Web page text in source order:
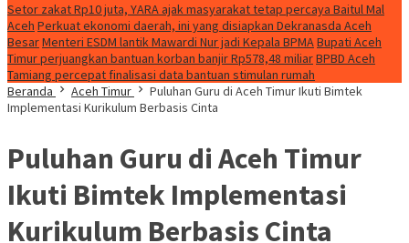
Setor zakat Rp10 juta, YARA ajak masyarakat tetap percaya Baitul Mal
Aceh Perkuat ekonomi daerah, ini yang disiapkan Dekranasda Aceh
BesarMenteri ESDM lantik Mawardi Nur jadi Kepala BPMABupati Aceh
Timur perjuangkan bantuan korban banjir Rp578,48 miliarBPBD Aceh
Tamiang percepat finalisasi data bantuan stimulan rumah
Beranda
Aceh Timur
Puluhan Guru di Aceh Timur Ikuti Bimtek
Implementasi Kurikulum Berbasis Cinta
Puluhan Guru di Aceh Timur
Ikuti Bimtek Implementasi
Kurikulum Berbasis Cinta